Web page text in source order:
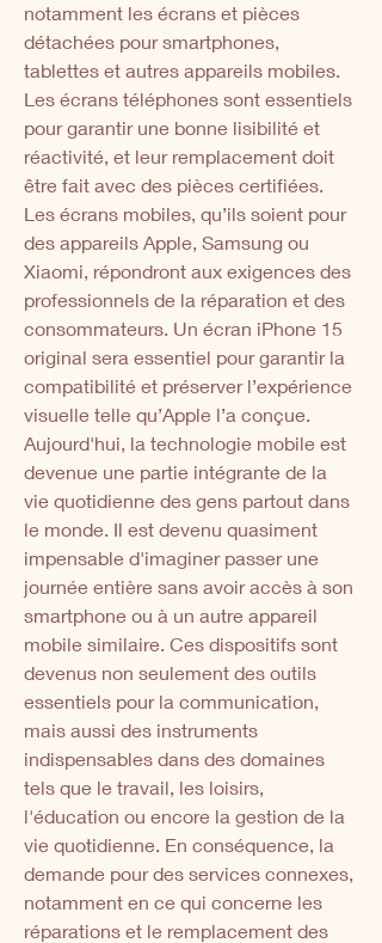
notamment les écrans et pièces
détachées pour smartphones,
tablettes et autres appareils mobiles.
Les écrans téléphones sont essentiels
pour garantir une bonne lisibilité et
réactivité, et leur remplacement doit
être fait avec des pièces certifiées.
Les écrans mobiles, qu’ils soient pour
des appareils Apple, Samsung ou
Xiaomi, répondront aux exigences des
professionnels de la réparation et des
consommateurs. Un écran iPhone 15
original sera essentiel pour garantir la
compatibilité et préserver l’expérience
visuelle telle qu’Apple l’a conçue.
Aujourd'hui, la technologie mobile est
devenue une partie intégrante de la
vie quotidienne des gens partout dans
le monde. Il est devenu quasiment
impensable d'imaginer passer une
journée entière sans avoir accès à son
smartphone ou à un autre appareil
mobile similaire. Ces dispositifs sont
devenus non seulement des outils
essentiels pour la communication,
mais aussi des instruments
indispensables dans des domaines
tels que le travail, les loisirs,
l'éducation ou encore la gestion de la
vie quotidienne. En conséquence, la
demande pour des services connexes,
notamment en ce qui concerne les
réparations et le remplacement des